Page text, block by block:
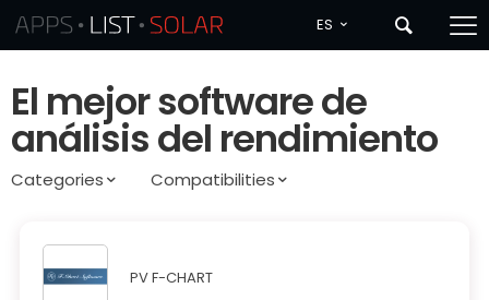
ES
El mejor software de
análisis del rendimiento
Categories Compatibilities
PV F-CHART